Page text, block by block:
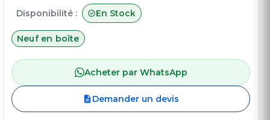
Disponibilité : En Stock
Neuf en boîte
Acheter par WhatsApp
Demander un devis